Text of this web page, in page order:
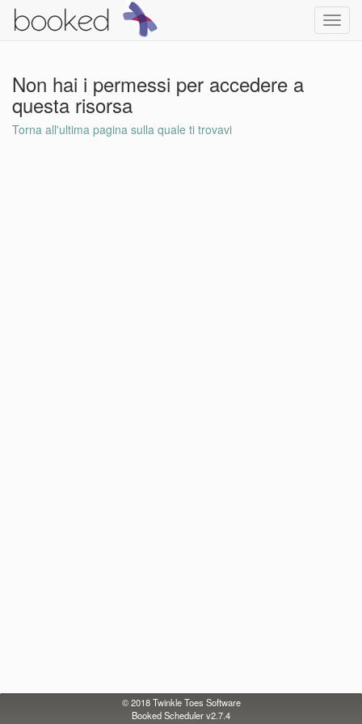
Non hai i permessi per accedere a
questa risorsa
Torna all'ultima pagina sulla quale ti trovavi
© 2018Twinkle Toes Software
Booked Scheduler v2.7.4